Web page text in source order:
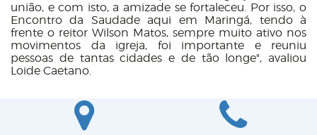
união, e com isto, a amizade se fortaleceu. Por isso, o
Encontro da Saudade aqui em Maringá, tendo à
frente o reitor Wilson Matos, sempre muito ativo nos
movimentos da igreja, foi importante e reuniu
pessoas de tantas cidades e de tão longe", avaliou
Loide Caetano.